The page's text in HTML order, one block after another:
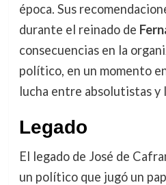
época. Sus
durante el reinado de
consecuencias en la
político, en un momento
lucha entre absolutistas y
Legado
El legado de José de
un político que jugó un